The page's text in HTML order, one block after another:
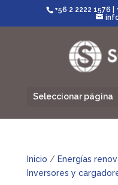
+56 2 2222 1576
Seleccionar página
Inicio / Energías
Inversores y